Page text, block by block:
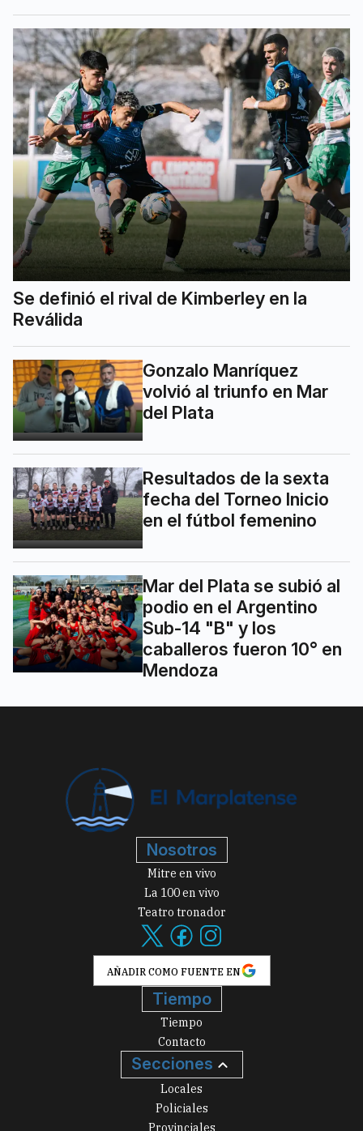
Se definió el rival de Kimberley en la
Reválida
Gonzalo Manríquez
volvió al triunfo en Mar
del Plata
Resultados de la sexta
fecha del Torneo Inicio
en el fútbol femenino
Mar del Plata se subió al
podio en el Argentino
Sub-14 "B" y los
caballeros fueron 10° en
Mendoza
Nosotros
Mitre en vivo
La 100 en vivo
Teatro tronador
AÑADIR COMO FUENTE EN
Tiempo
Tiempo
Contacto
Secciones
Locales
Policiales
Provinciales